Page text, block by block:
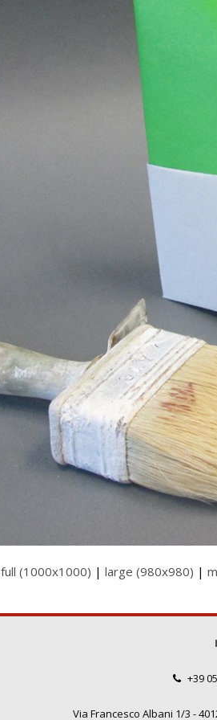
full (1000x1000) | large (980x980) |
+39
Via Francesco Albani 1/3 -